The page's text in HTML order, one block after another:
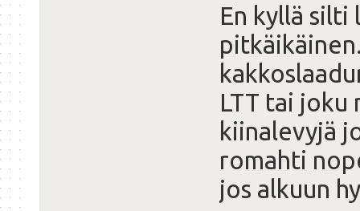
En kyllä
LTT tai joku
kiinalevyjä
romahti
jos alkuun